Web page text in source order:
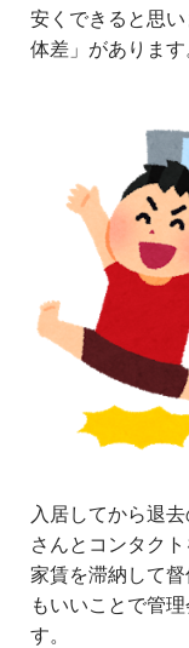
安くできると思
体差」があります
入居してから退
さんとコンタク
家賃を滞納して
もいいことで管
す。